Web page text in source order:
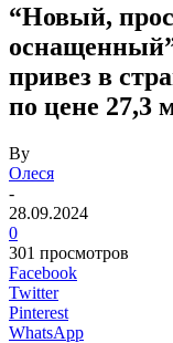
“Новый,
привез в
по цене 27,3
By
Олеся
-
28.09.2024
0
301 просмотров
Facebook
Twitter
Pinterest
WhatsApp